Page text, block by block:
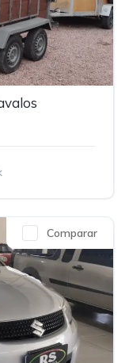
Comparar